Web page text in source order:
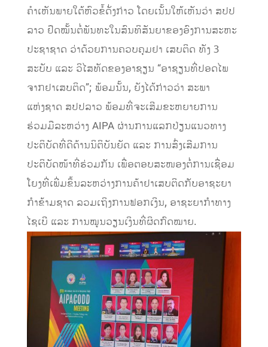
ຄໍາເຫັນພາຍໃຕ້ຫົວຂໍ້ດັ່ງກ່າວ ໂດຍເນັ້ນໃຫ້ເຫັນວ່າ ສປປ
ລາວ ຢຶດໝັ້ນຕໍ່ພັນທະໃນສົນທິສັນຍາຂອງອົງການສະຫະ
ປະຊາຊາດ ວ່າດ້ວຍການຄວບຄຸມຢາ ເສບຕິດ ທັງ 3
ສະບັບ ແລະ ວິໄສທັດຂອງອາຊຽນ “ອາຊຽນທີ່ປອດໄພ
ຈາກຢາເສບຕິດ”; ພ້ອມນັ້ນ, ຍັງໄດ້ກ່າວວ່າ ສະພາ
ແຫ່ງຊາດ ສປປລາວ ພ້ອມທີ່ຈະເສີມຂະຫຍາຍການ
ຮ່ວມມືລະຫວ່າງ AIPA ຜ່ານການແລກປ່ຽນແນວທາງ
ປະຕິບັດທີ່ດີດ້ານນິຕິບັນຍັດ ແລະ ການສົ່ງເສີມການ
ປະຕິບັດໜ້າທີ່ຮ່ວມກັນ ເພື່ອຕອບສະໜອງຕໍ່ການເຊື່ອມ
ໂຍງທີ່ເພີ່ມຂຶ້ນລະຫວ່າງການຄ້າຢາເສບຕິດກັບອາຊະຍາ
ກໍາຂ້າມຊາດ ລວມເຖິງການຟອກເງິນ, ອາຊະຍາກໍາທາງ
ໄຊເບີ ແລະ ການໝູນວຽນເງິນທີ່ຜິດກົດໝາຍ.